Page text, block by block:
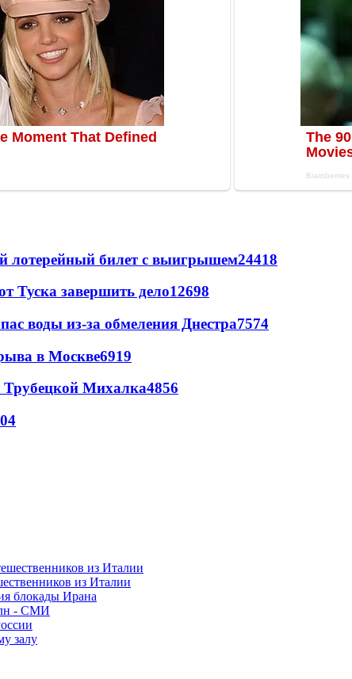
лотерейный билет с выигрышем24418
Туска завершить дело12698
воды из-за обмеления Днестра7574
в Москве6919
Трубецкой Михалка4856
из Италии
блокады Ирана
- СМИ
залу